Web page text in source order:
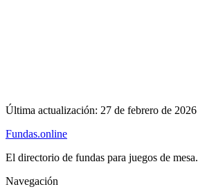
Última actualización: 27 de febrero de 2026
Fundas.online
El directorio de fundas para juegos de mesa.
Navegación